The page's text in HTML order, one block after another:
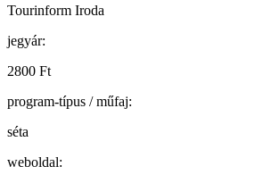
Tourinform Iroda
jegyár:
2800 Ft
program-típus / műfaj:
séta
weboldal: